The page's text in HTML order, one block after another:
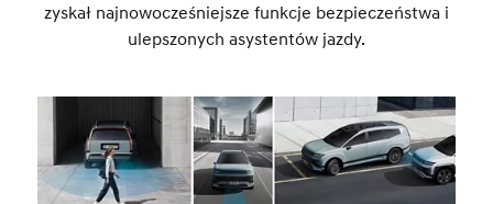
zyskał najnowocześniejsze funkcje bezpieczeństwa i
ulepszonych asystentów jazdy.